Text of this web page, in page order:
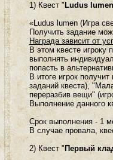
1) Квест " Ludus
«Ludus lumen (Игра
Получить задание
Награда зависит от
В этом квесте игроку
выполнять
попасть в
В итоге игрок
заданий квеста),
переразбив вещи"
Выполнение данного
Срок выполнения - 1
В случае провала,
2) Квест " Первый